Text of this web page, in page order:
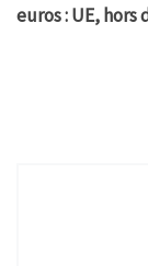
euros : UE, hors